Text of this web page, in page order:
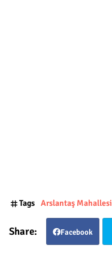
Tags Arslantaş Mahallesi
Facebook